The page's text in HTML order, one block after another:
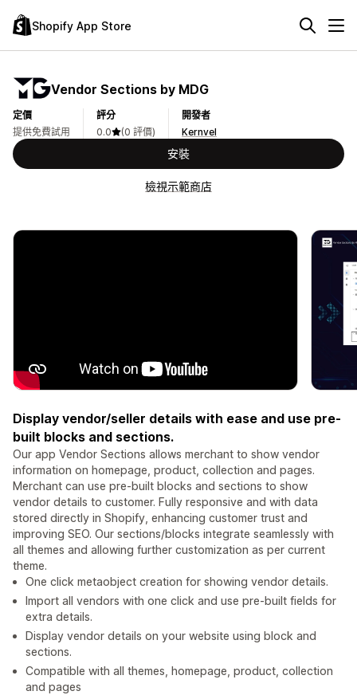
Shopify App Store
Vendor Sections by MDG
定價
提供免費試用
評分
0.0
(0 評價)
開發者
Kernvel
安裝
檢視示範商店
Display vendor/seller details with ease and use pre-
built blocks and sections.
Our app Vendor Sections allows merchant to show vendor
information on homepage, product, collection and pages.
Merchant can use pre-built blocks and sections to show
vendor details to customer. Fully responsive and with data
stored directly in Shopify, enhancing customer trust and
improving SEO. Our sections/blocks integrate seamlessly with
all themes and allowing further customization as per current
theme.
One click metaobject creation for showing vendor details.
Import all vendors with one click and use pre-built fields for
extra details.
Display vendor details on your website using block and
sections.
Compatible with all themes, homepage, product, collection
and pages